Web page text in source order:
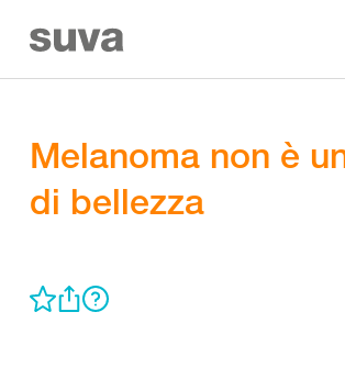
Melanoma non è
di bellezza